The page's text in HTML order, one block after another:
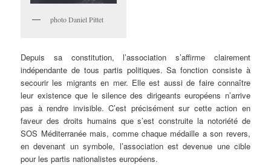
photo Daniel Pittet
Depuis sa constitution, l’association s’affirme clairement
indépendante de tous partis politiques. Sa fonction consiste à
secourir les migrants en mer. Elle est aussi de faire connaître
leur existence que le silence des dirigeants européens n’arrive
pas à rendre invisible. C’est précisément sur cette action en
faveur des droits humains que s’est construite la notoriété de
SOS Méditerranée mais, comme chaque médaille a son revers,
en devenant un symbole, l’association est devenue une cible
pour les partis nationalistes européens.